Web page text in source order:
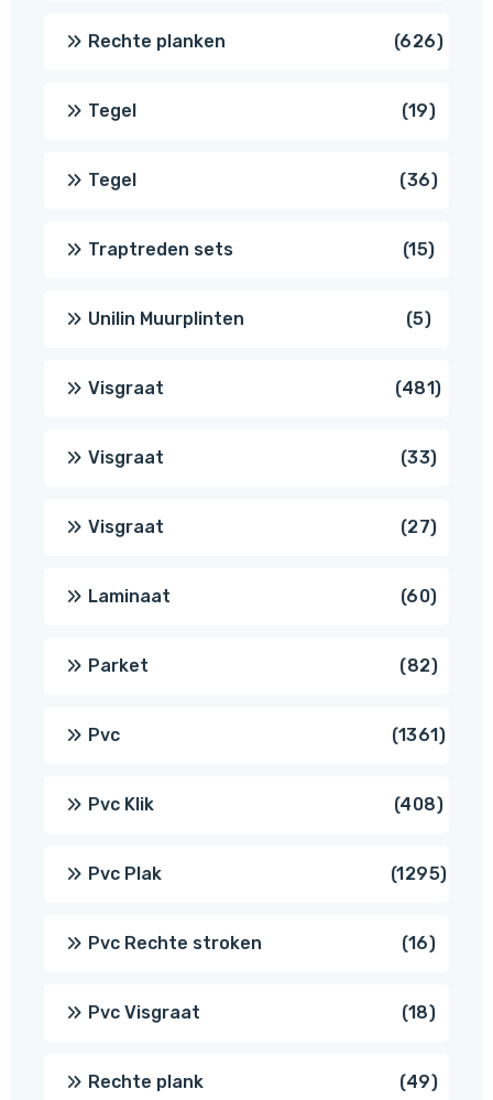
Rechte planken 626626
Tegel 1919
Tegel 3636
Traptreden sets 1515
Unilin Muurplinten 55
Visgraat 481481
Visgraat 3333
Visgraat 2727
Laminaat 6060
Parket 8282
Pvc 13611361
Pvc Klik 408408
Pvc Plak 12951295
Pvc Rechte stroken 1616
Pvc Visgraat 1818
Rechte plank 4949